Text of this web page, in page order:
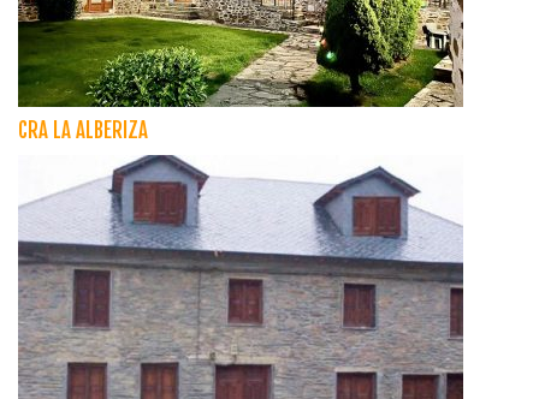
CRA LA ALBERIZA